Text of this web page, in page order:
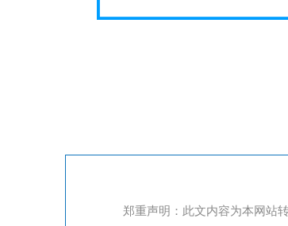
郑重声明：此文内容为本网站